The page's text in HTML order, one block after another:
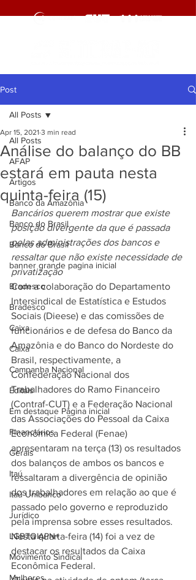
Post
All Posts
AFAP
Artigos
Banco da Amazônia
Banco do Brasil
Banco do Brasil
banner grande pagina inicial
Bradesco
Bradesco
Caixa
Caixa
Campanha Nacional
Editais
Em destaque Página inicial
Financiários
Gerais
Itaú
Itaú Unibanco
Jurídico
LGBTQIAPN+
Movimento Sindical
Mulheres
All Posts
Análise do balanço do BB
estará em pauta nesta
quinta-feira (15)
Apr 15, 2021 3 min read
Bancários querem mostrar que existe
posição divergente da que é passada
pelas administrações dos bancos e
ressaltar que não existe necessidade de
privatização
Com a colaboração do Departamento
Intersindical de Estatística e Estudos
Sociais (Dieese) e das comissões de
funcionários e de defesa do Banco da
Amazônia e do Banco do Nordeste do
Brasil, respectivamente, a
Confederação Nacional dos
Trabalhadores do Ramo Financeiro
(Contraf-CUT) e a Federação Nacional
das Associações do Pessoal da Caixa
Econômica Federal (Fenae)
apresentaram na terça (13) os resultados
dos balanços de ambos os bancos e
ressaltaram a divergência de opinião
dos trabalhadores em relação ao que é
passado pelo governo e reproduzido
pela imprensa sobre esses resultados.
Nesta quarta-feira (14) foi a vez de
destacar os resultados da Caixa
Econômica Federal.